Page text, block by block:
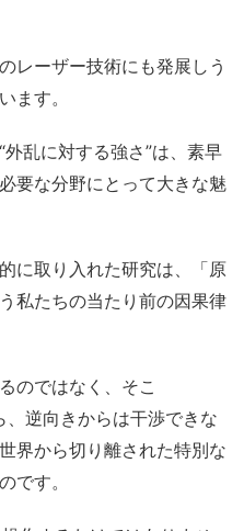
レーザー技術にも発展しう
ます。
乱に対する強さ”は、素早
要な分野にとって大きな魅
に取り入れた研究は、「原
私たちの当たり前の因果律
のではなく、そこ
、逆向きからは干渉できな
界から切り離された特別な
です。